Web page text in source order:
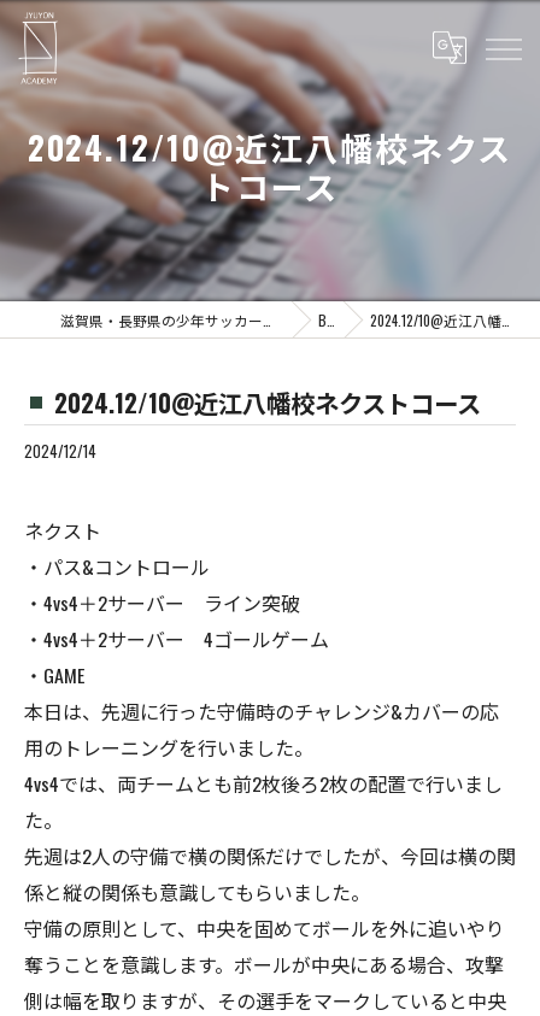
2024.12/10@近江八幡校ネクス
トコース
Blog 2024.12/10@近江八幡校ネクストコース
2024.12/10@近江八幡校ネクストコース
2024/12/14
ネクスト
・パス&コントロール
・4vs4＋2サーバー ライン突破
・4vs4＋2サーバー 4ゴールゲーム
・GAME
本日は、先週に行った守備時のチャレンジ&カバーの応
用のトレーニングを行いました。
4vs4では、両チームとも前2枚後ろ2枚の配置で行いまし
た。
先週は2人の守備で横の関係だけでしたが、今回は横の関
係と縦の関係も意識してもらいました。
守備の原則として、中央を固めてボールを外に追いやり
奪うことを意識します。ボールが中央にある場合、攻撃
側は幅を取りますが、その選手をマークしていると中央